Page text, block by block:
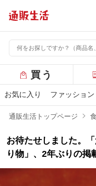
ー
バ
ュ
買う
お気に入り ファッション
通販生活トップページ
お待たせしました。
り物」、2年ぶりの掲